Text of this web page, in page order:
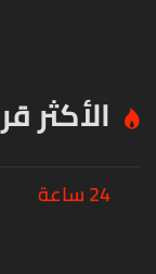
الأكثر
24 ساعة